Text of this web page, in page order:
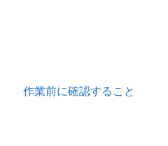
作業前に確認すること